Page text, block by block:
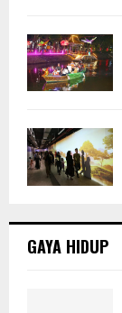
GAYA HIDUP